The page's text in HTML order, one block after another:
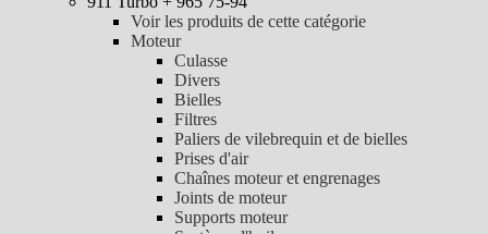
Voir les produits de cette catégorie
Moteur
Culasse
Divers
Bielles
Filtres
Paliers de vilebrequin et de bielles
Prises d'air
Chaînes moteur et engrenages
Joints de moteur
Supports moteur